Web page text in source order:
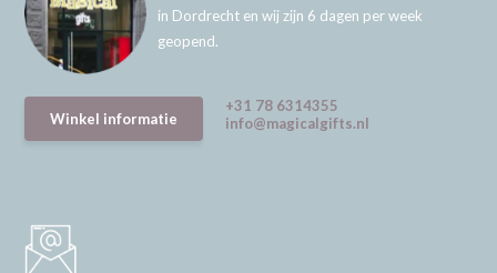
in Dordrecht en wij zijn 6 dagen per week
geopend.
Winkel informatie
+31 78 6314355
info@magicalgifts.nl